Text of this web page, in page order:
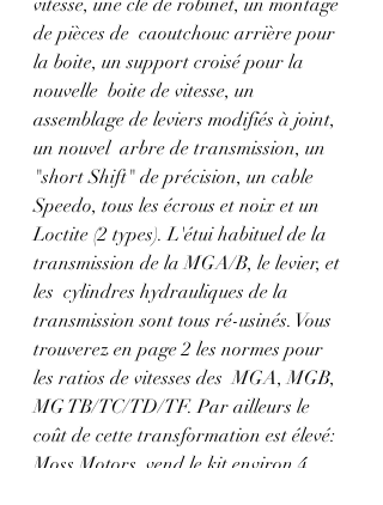
vitesse, une clé de robinet, un montage
de pièces de  caoutchouc arrière pour
la boite, un support croisé pour la
nouvelle  boite de vitesse, un
assemblage de leviers modifiés à joint,
un nouvel  arbre de transmission, un
"short Shift" de précision, un cable
Speedo, tous les écrous et noix et un
Loctite (2 types). L'étui habituel de la
transmission de la MGA/B, le levier, et
les  cylindres hydrauliques de la
transmission sont tous ré-usinés. Vous
trouverez en page 2 les normes pour
les ratios de vitesses des  MGA, MGB,
MG TB/TC/TD/TF. Par ailleurs le
coût de cette transformation est élevé:
Moss Motors  vend le kit environ 4